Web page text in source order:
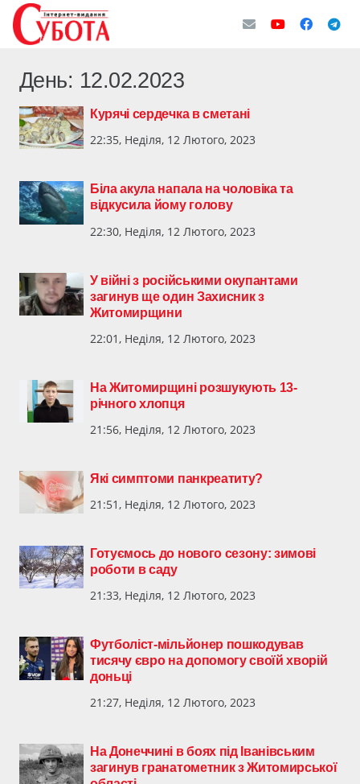
День: 12.02.2023
Курячі сердечка в сметані
22:35, Неділя, 12 Лютого, 2023
Біла акула напала на чоловіка та
відкусила йому голову
22:30, Неділя, 12 Лютого, 2023
У війні з російськими окупантами
загинув ще один Захисник з
Житомирщини
22:01, Неділя, 12 Лютого, 2023
На Житомирщині розшукують 13-
річного хлопця
21:56, Неділя, 12 Лютого, 2023
Які симптоми панкреатиту?
21:51, Неділя, 12 Лютого, 2023
Готуємось до нового сезону: зимові
роботи в саду
21:33, Неділя, 12 Лютого, 2023
Футболіст-мільйонер пошкодував
тисячу євро на допомогу своїй хворій
доньці
21:27, Неділя, 12 Лютого, 2023
На Донеччині в боях під Іванівським
загинув гранатометник з Житомирської